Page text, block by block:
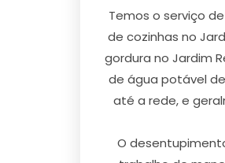
Temos o serviço
de cozinhas no
gordura no Jardim
de água potável
até a rede, e
O